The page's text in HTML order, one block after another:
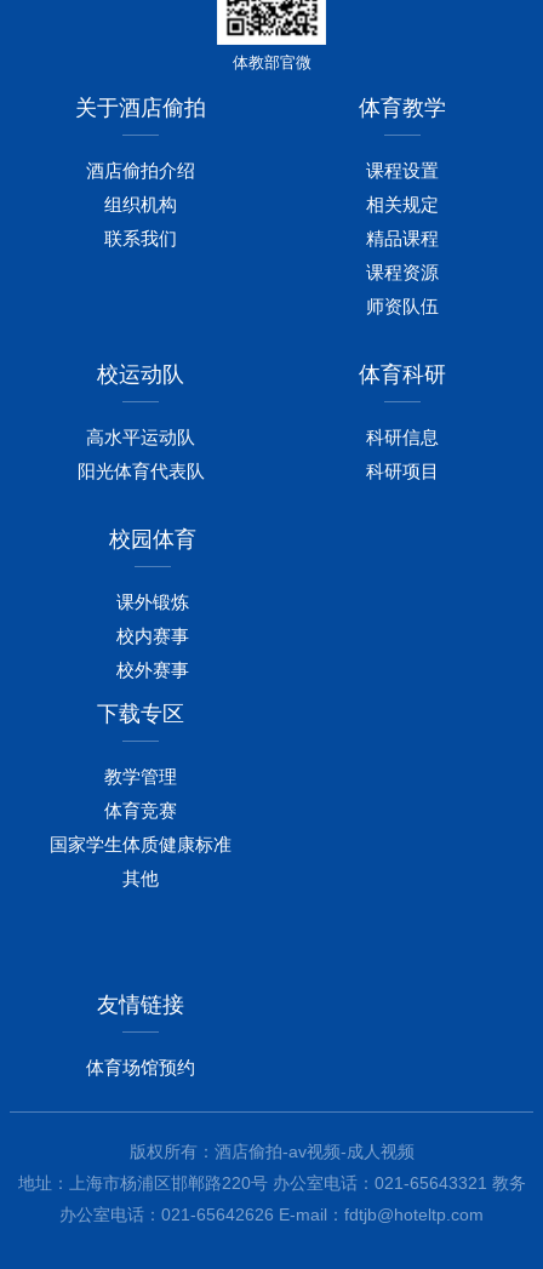
体教部官微
关于酒店偷拍
酒店偷拍介绍
组织机构
联系我们
体育教学
课程设置
相关规定
精品课程
课程资源
师资队伍
校运动队
高水平运动队
阳光体育代表队
体育科研
科研信息
科研项目
校园体育
课外锻炼
校内赛事
校外赛事
下载专区
教学管理
体育竞赛
国家学生体质健康标准
其他
友情链接
体育场馆预约
版权所有：酒店偷拍-av视频-成人视频
地址：上海市杨浦区邯郸路220号 办公室电话：021-65643321 教务
办公室电话：021-65642626 E-mail： fdtjb@hoteltp.com